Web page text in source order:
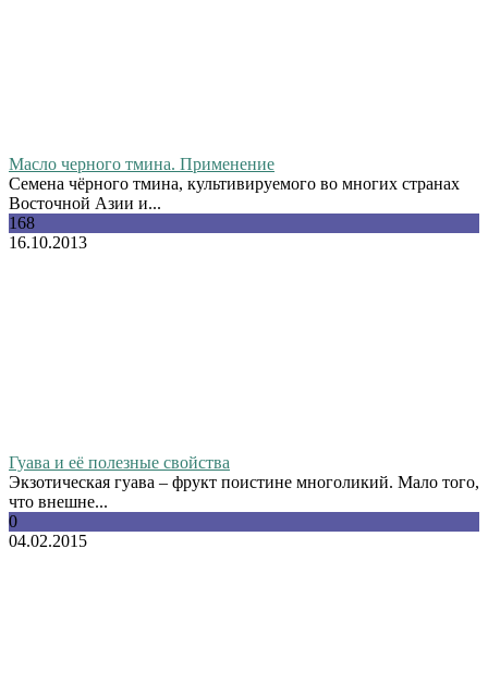
Масло черного тмина. Применение
Семена чёрного тмина, культивируемого во многих странах
Восточной Азии и...
168
16.10.2013
Гуава и её полезные свойства
Экзотическая гуава – фрукт поистине многоликий. Мало того,
что внешне...
0
04.02.2015